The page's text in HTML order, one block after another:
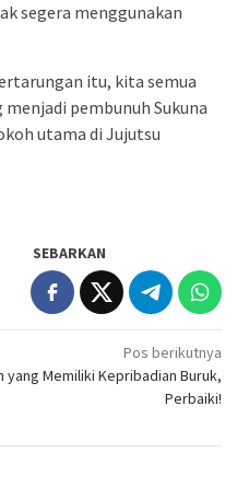
segera menggunakan
itu, kita semua
pembunuh Sukuna
utama di Jujutsu
SEBARKAN
Pos berikutnya
yang Memiliki Kepribadian Buruk,
Perbaiki!